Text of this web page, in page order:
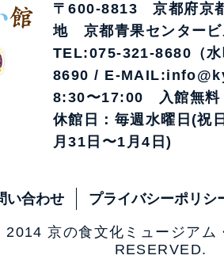
〒600-8813 京都府京
地 京都青果センタービ
TEL:075-321-8680（
8690 / E-
8:30〜17:00 入館無料
休館日：毎週水曜日(祝
月31日〜1月4日)
い合わせ プライバシーポリシ
京の食文化ミュージア
RESERVED.